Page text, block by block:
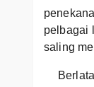
pelbagai
saling